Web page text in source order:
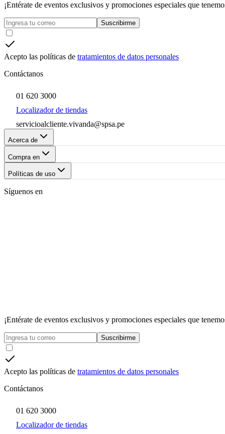
¡Entérate de eventos exclusivos y promociones especiales que
Suscribirme
Acepto las políticas de tratamientos de datos personales
Contáctanos
01 620 3000
Localizador de tiendas
servicioalcliente.vivanda@spsa.pe
Acerca de
Compra en
Políticas de uso
Síguenos en
¡Entérate de eventos exclusivos y promociones especiales que
Suscribirme
Acepto las políticas de tratamientos de datos personales
Contáctanos
01 620 3000
Localizador de tiendas